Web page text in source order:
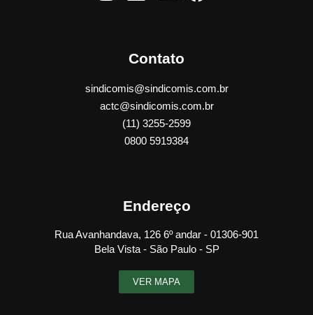
Contato
sindicomis@sindicomis.com.br
actc@sindicomis.com.br
(11) 3255-2599
0800 5919384
Endereço
Rua Avanhandava, 126 6º andar - 01306-901
Bela Vista - São Paulo - SP
VER MAPA